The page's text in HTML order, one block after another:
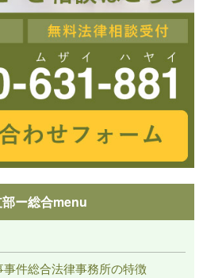
ー総合menu
件総合法律事務所の特徴